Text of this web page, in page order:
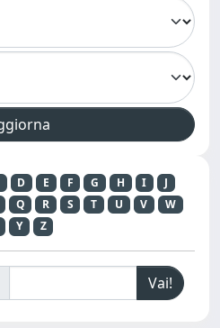
D E F G H I
J
Q R S T U V
W
Y Z